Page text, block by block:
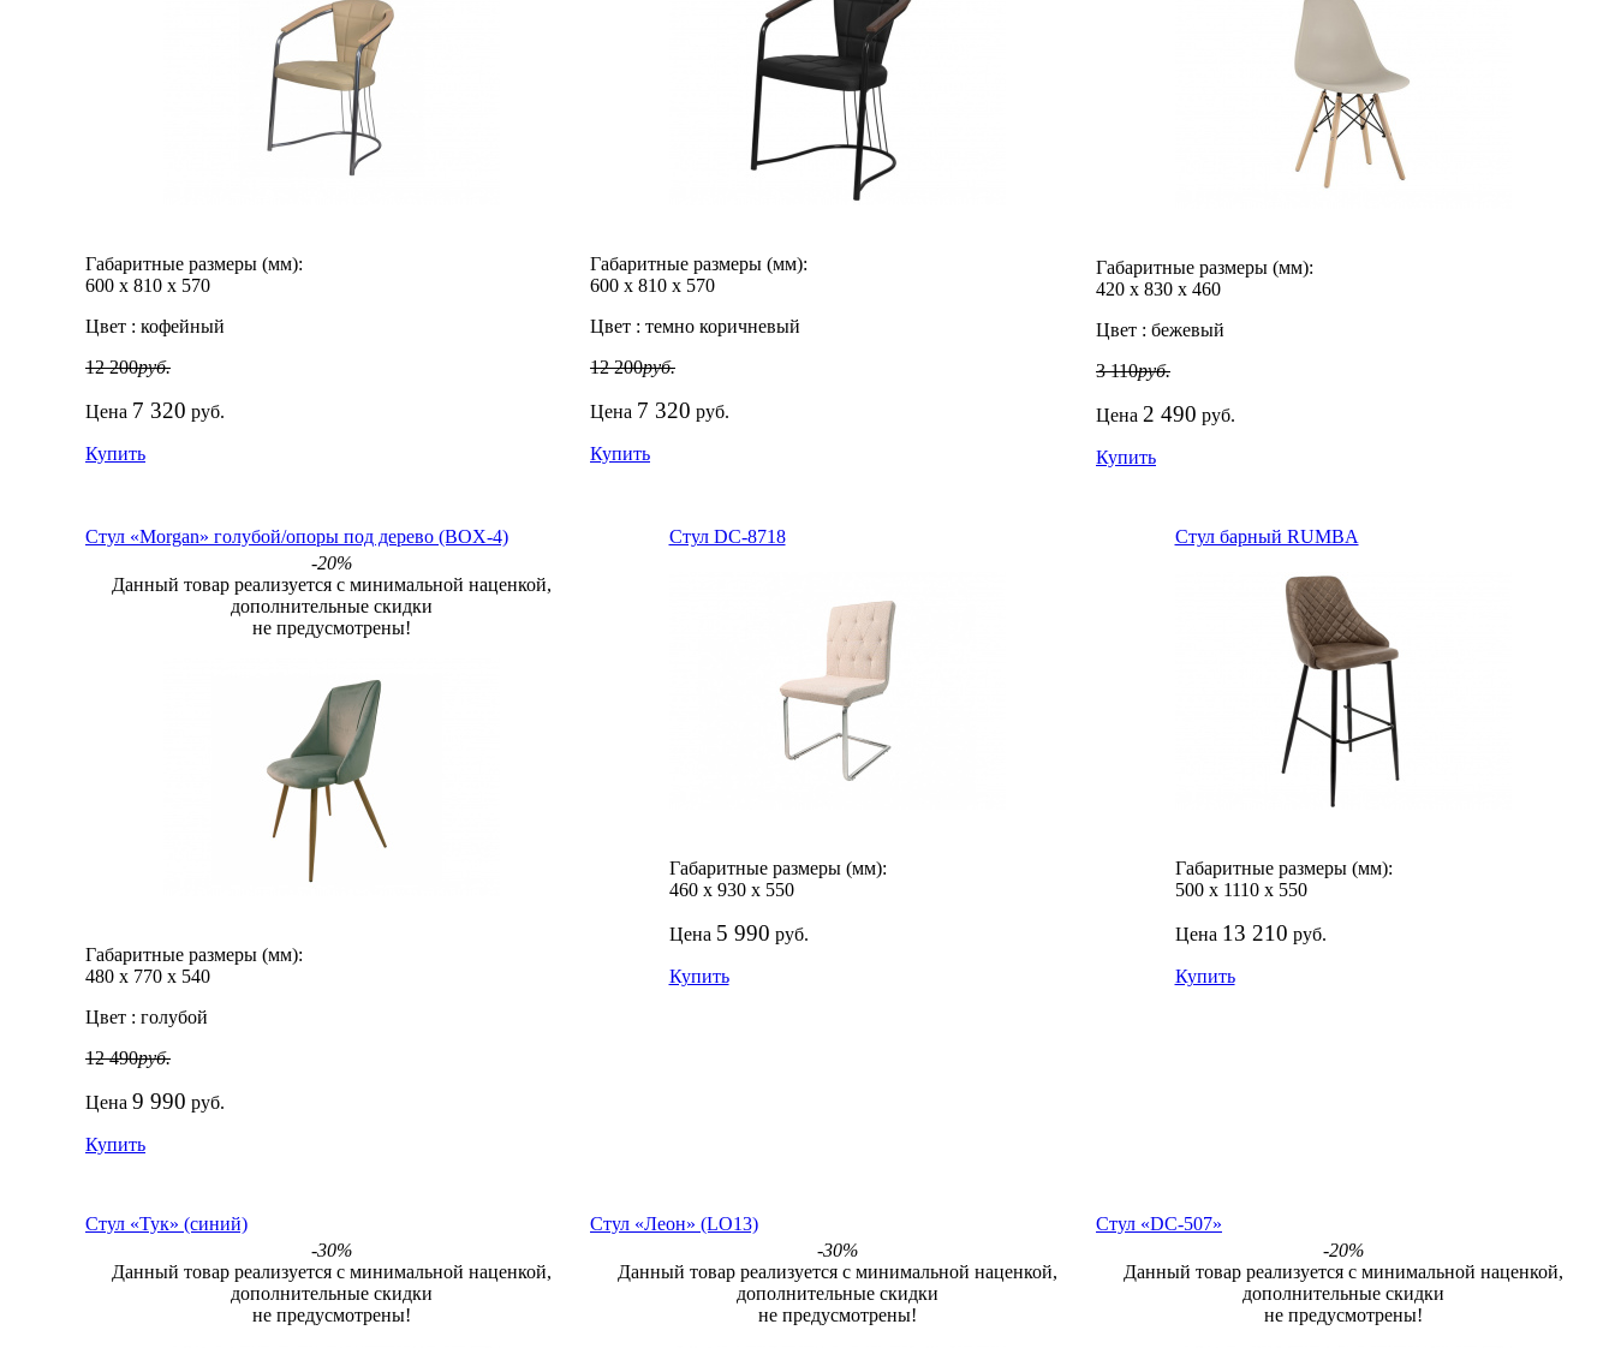
Габаритные размеры (мм):
600 х 810 х 570
Цвет : кофейный
12 200руб.
Цена 7 320 руб.
Купить
Габаритные размеры (мм):
600 х 810 х 570
Цвет : темно коричневый
12 200руб.
Цена 7 320 руб.
Купить
Габаритные размеры (мм):
420 х 830 х 460
Цвет : бежевый
3 110руб.
Цена 2 490 руб.
Купить
Стул «Morgan» голубой/опоры под дерево (BOX-4)
-20%
Данный товар реализуется с минимальной наценкой,
дополнительные скидки
не предусмотрены!
Габаритные размеры (мм):
480 х 770 х 540
Цвет : голубой
12 490руб.
Цена 9 990 руб.
Купить
Стул DC-8718
Габаритные размеры (мм):
460х 930х 550
Цена 5 990 руб.
Купить
Стул барный RUMBA
Габаритные размеры (мм):
500х 1110х 550
Цена 13 210 руб.
Купить
Стул «Тук» (синий)
-30%
Данный товар реализуется с минимальной наценкой,
дополнительные скидки
не предусмотрены!
Стул «Леон» (LO13)
-30%
Данный товар реализуется с минимальной наценкой,
дополнительные скидки
не предусмотрены!
Стул «DC-507»
-20%
Данный товар реализуется с минимальной наценкой,
дополнительные скидки
не предусмотрены!